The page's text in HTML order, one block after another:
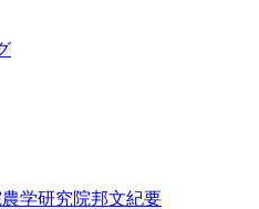
学研究院邦文紀要